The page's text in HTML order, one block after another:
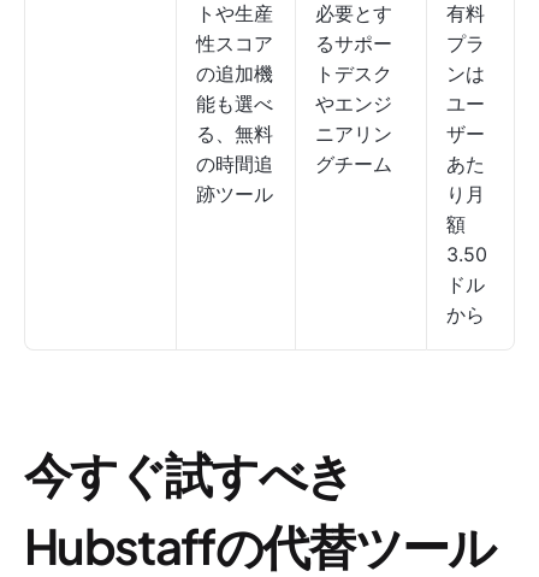
トや生産
性スコア
の追加機
能も選べ
る、無料
の時間追
跡ツール
必要とす
るサポー
トデスク
やエンジ
ニアリン
グチーム
有料
プラ
ンは
ユー
ザー
あた
り月
額
3.50
ドル
から
今すぐ試すべき
Hubstaffの代替ツール